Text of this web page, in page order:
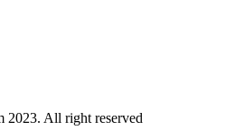
2023. All right reserved